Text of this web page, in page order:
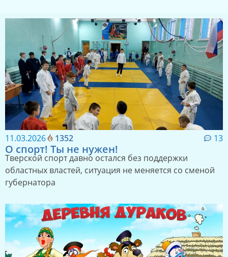
11.03.2026 1352 13
О спорт! Ты не нужен!
Тверской спорт давно остался без поддержки
областных властей, ситуация не меняется со сменой
губернатора